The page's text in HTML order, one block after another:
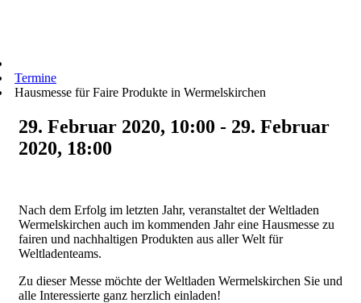
Termine
Hausmesse für Faire Produkte in Wermelskirchen
29. Februar 2020, 10:00 - 29. Februar
2020, 18:00
Nach dem Erfolg im letzten Jahr, veranstaltet der Weltladen
Wermelskirchen auch im kommenden Jahr eine Hausmesse zu
fairen und nachhaltigen Produkten aus aller Welt für
Weltladenteams.
Zu dieser Messe möchte der Weltladen Wermelskirchen Sie und
alle Interessierte ganz herzlich einladen!